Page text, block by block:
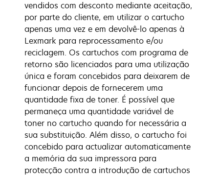
vendidos com desconto mediante aceitação,
por parte do cliente, em utilizar o cartucho
apenas uma vez e em devolvê-lo apenas à
Lexmark para reprocessamento e/ou
reciclagem. Os cartuchos com programa de
retorno são licenciados para uma utilização
única e foram concebidos para deixarem de
funcionar depois de fornecerem uma
quantidade fixa de toner. É possível que
permaneça uma quantidade variável de
toner no cartucho quando for necessária a
sua substituição. Além disso, o cartucho foi
concebido para actualizar automaticamente
a memória da sua impressora para
protecção contra a introdução de cartuchos